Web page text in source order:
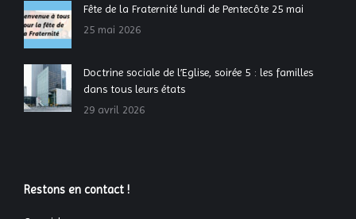
Fête de la Fraternité lundi de Pentecôte 25 mai
25 mai 2026
Doctrine sociale de l’Eglise, soirée 5 : les familles
dans tous leurs états
29 avril 2026
Restons en contact !